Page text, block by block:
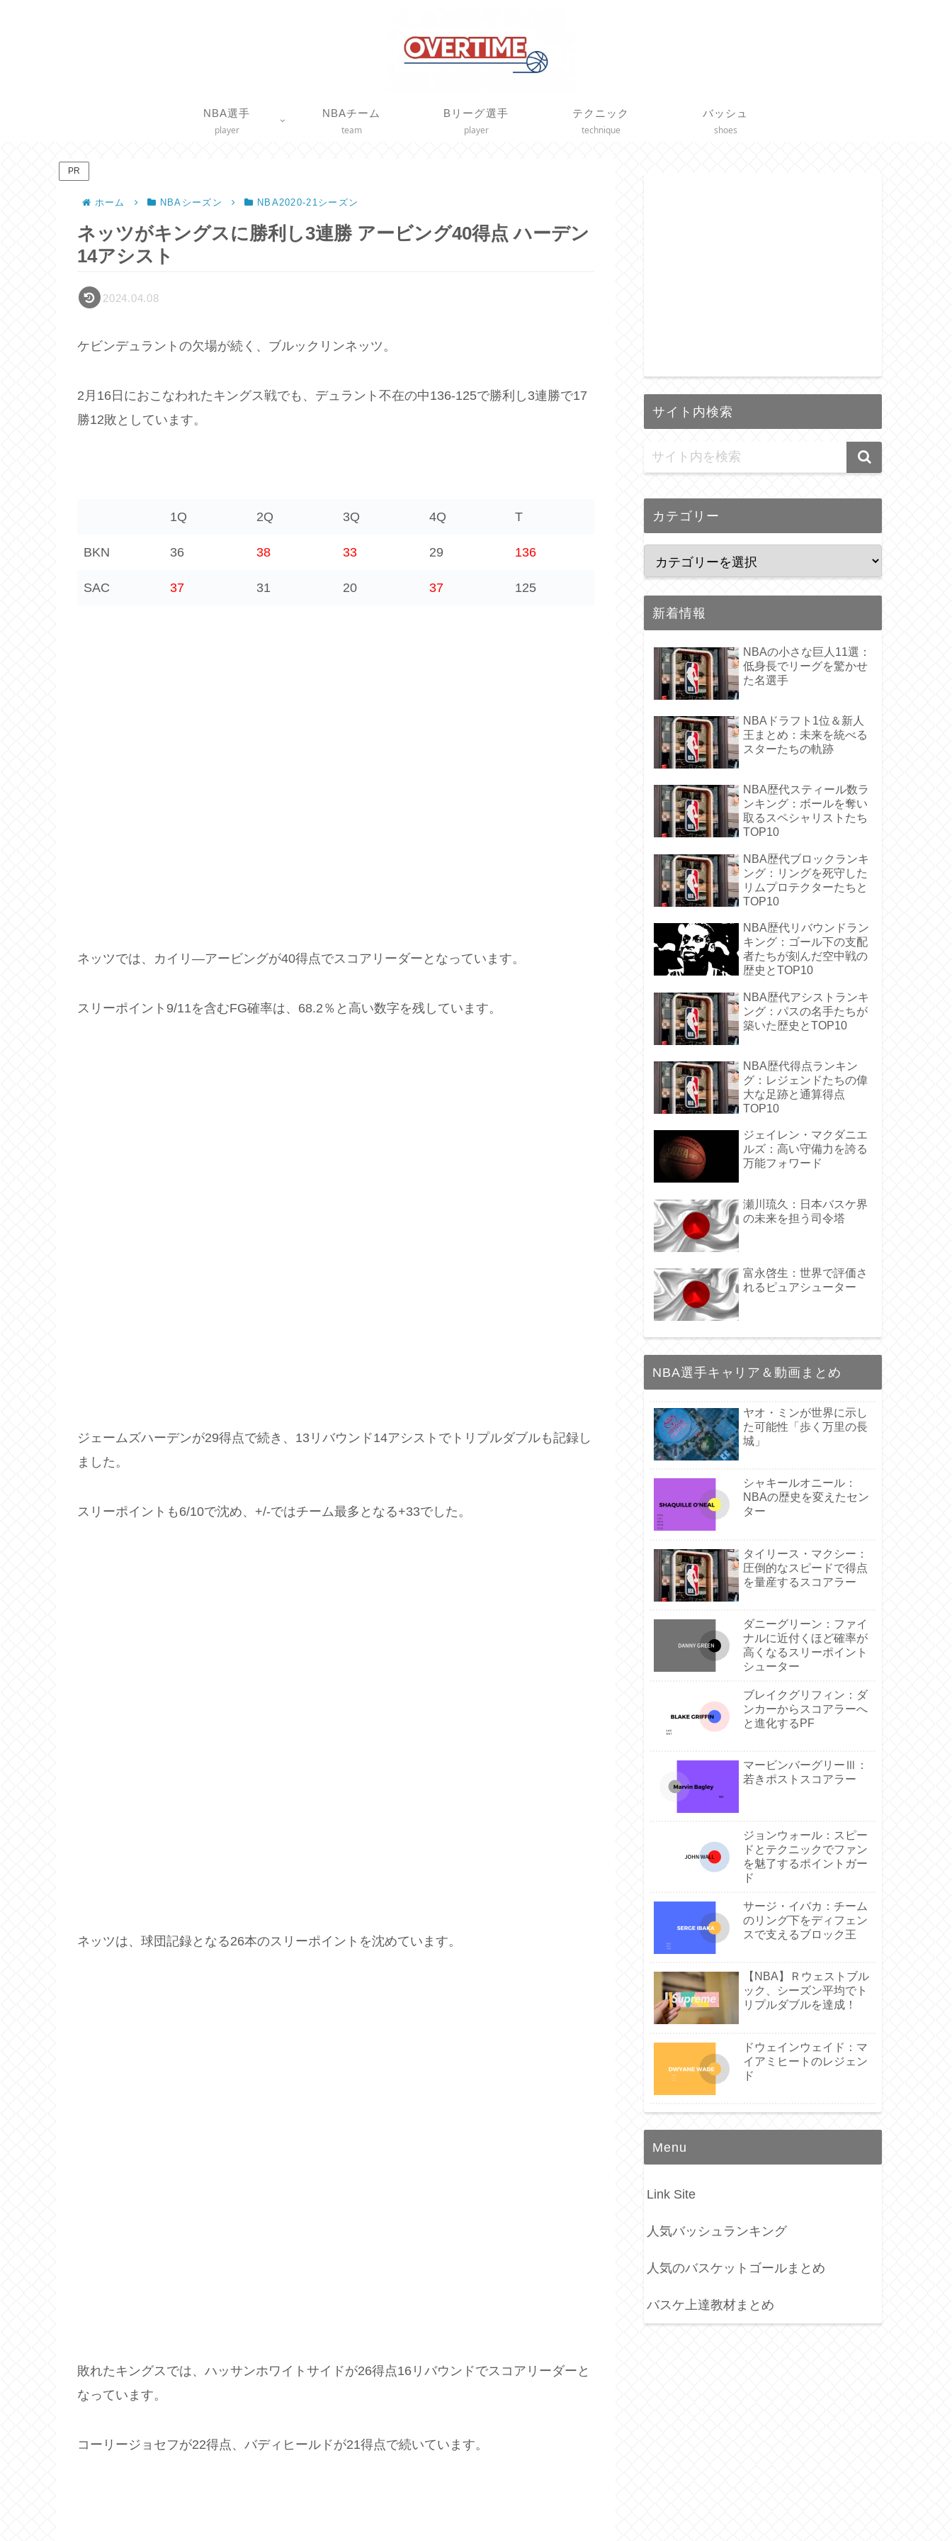
NBA選手
player
NBAチーム
team
Bリーグ選手
player
テクニック
technique
バッシュ
shoes
PR
ホーム NBAシーズン NBA2020-21シーズン
ネッツがキングスに勝利し3連勝 アービング40得点 ハーデン
14アシスト
2024.04.08
ケビンデュラントの欠場が続く、ブルックリンネッツ。
2月16日におこなわれたキングス戦でも、デュラント不在の中136-125で勝利し3連勝で17
勝12敗としています。
1Q 2Q 3Q 4Q T
BKN 36 38 33 29 136
SAC 37 31 20 37 125
ネッツでは、カイリ―アービングが40得点でスコアリーダーとなっています。
スリーポイント9/11を含むFG確率は、68.2％と高い数字を残しています。
ジェームズハーデンが29得点で続き、13リバウンド14アシストでトリプルダブルも記録し
ました。
スリーポイントも6/10で沈め、+/-ではチーム最多となる+33でした。
ネッツは、球団記録となる26本のスリーポイントを沈めています。
敗れたキングスでは、ハッサンホワイトサイドが26得点16リバウンドでスコアリーダーと
なっています。
コーリージョセフが22得点、バディヒールドが21得点で続いています。
サイト内検索
カテゴリー
新着情報
NBAの小さな巨人11選：
低身長でリーグを驚かせ
た名選手
NBAドラフト1位＆新人
王まとめ：未来を統べる
スターたちの軌跡
NBA歴代スティール数ラ
ンキング：ボールを奪い
取るスペシャリストたち
TOP10
NBA歴代ブロックランキ
ング：リングを死守した
リムプロテクターたちと
TOP10
NBA歴代リバウンドラン
キング：ゴール下の支配
者たちが刻んだ空中戦の
歴史とTOP10
NBA歴代アシストランキ
ング：パスの名手たちが
築いた歴史とTOP10
NBA歴代得点ランキン
グ：レジェンドたちの偉
大な足跡と通算得点
TOP10
ジェイレン・マクダニエ
ルズ：高い守備力を誇る
万能フォワード
瀬川琉久：日本バスケ界
の未来を担う司令塔
富永啓生：世界で評価さ
れるピュアシューター
NBA選手キャリア＆動画まとめ
ヤオ・ミンが世界に示し
た可能性「歩く万里の長
城」
シャキールオニール：
NBAの歴史を変えたセン
ター
タイリース・マクシー：
圧倒的なスピードで得点
を量産するスコアラー
ダニーグリーン：ファイ
ナルに近付くほど確率が
高くなるスリーポイント
シューター
ブレイクグリフィン：ダ
ンカーからスコアラーへ
と進化するPF
マービンバーグリーⅢ：
若きポストスコアラー
ジョンウォール：スピー
ドとテクニックでファン
を魅了するポイントガー
ド
サージ・イバカ：チーム
のリング下をディフェン
スで支えるブロック王
【NBA】Ｒウェストブル
ック、シーズン平均でト
リプルダブルを達成！
ドウェインウェイド：マ
イアミヒートのレジェン
ド
Menu
Link Site
人気バッシュランキング
人気のバスケットゴールまとめ
バスケ上達教材まとめ